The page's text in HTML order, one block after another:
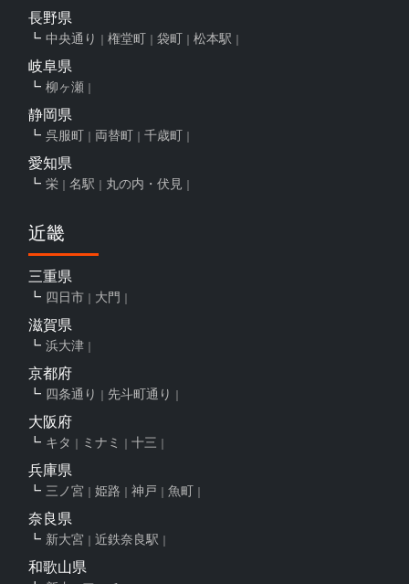
長野県
中央通り 権堂町 袋町 松本駅
岐阜県
柳ヶ瀬
静岡県
呉服町 両替町 千歳町
愛知県
栄 名駅 丸の内・伏見
近畿
三重県
四日市 大門
滋賀県
浜大津
京都府
四条通り 先斗町通り
大阪府
キタ ミナミ 十三
兵庫県
三ノ宮 姫路 神戸 魚町
奈良県
新大宮 近鉄奈良駅
和歌山県